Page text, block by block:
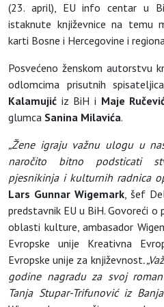
(23. april), EU info centar u
istaknute književnice na temu
karti Bosne i Hercegovine i
Posvećeno ženskom autorstvu
odlomcima prisutnih spisateljica
Kalamujić iz BiH i Maje
glumca Sanina Milavića.
„Žene igraju važnu ulogu u
naročito bitno podsticati
pjesnikinja i kulturnih radnica
Lars Gunnar Wigemark, šef
predstavnik EU u BiH. Govoreći
oblasti kulture, ambasador
Evropske unije Kreativna
Evropske unije za književnost.
godine nagradu za svoj
Tanja Stupar-Trifunović iz